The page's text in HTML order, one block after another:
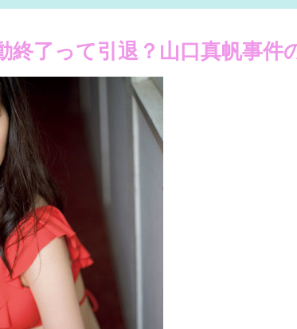
終了って引退？山口真帆事件